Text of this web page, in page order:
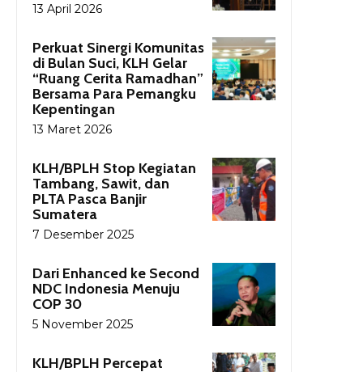
13 April 2026
Perkuat Sinergi Komunitas
di Bulan Suci, KLH Gelar
“Ruang Cerita Ramadhan”
Bersama Para Pemangku
Kepentingan
13 Maret 2026
KLH/BPLH Stop Kegiatan
Tambang, Sawit, dan
PLTA Pasca Banjir
Sumatera
7 Desember 2025
Dari Enhanced ke Second
NDC Indonesia Menuju
COP 30
5 November 2025
KLH/BPLH Percepat